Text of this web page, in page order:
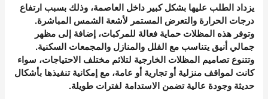
يزداد الطلب عليها بشكل كبير داخل العاصمة، وذلك بسبب ارتفاع
درجات الحرارة والتعرض المستمر لأشعة الشمس المباشرة.
وتوفر هذه المظلات حماية فعالة للمركبات، إضافة إلى مظهر
جمالي أنيق يتناسب مع الفلل والمنازل والمجمعات السكنية.
وتتنوع تصاميم المظلات الخارجية لتلائم مختلف الاحتياجات، سواء
كانت لمواقف منزلية أو تجارية أو عامة، مع إمكانية تنفيذها بأشكال
حديثة وجودة عالية تضمن الاستدامة لفترات طويلة.